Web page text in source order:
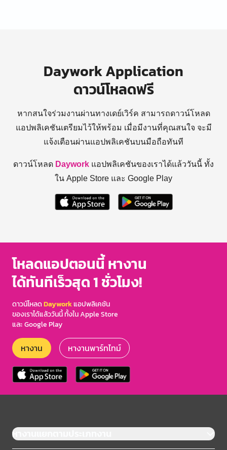
Daywork Application
ดาวน์โหลดฟรี
หากสนใจร่วมงานผ่านทางเดย์เวิร์ค สามารถดาวน์โหลด
แอปพลิเคชันเตรียมไว้ให้พร้อม เมื่อมีงานที่คุณสนใจ จะมี
แจ้งเตือนผ่านแอปพลิเคชันบนมือถือทันที
ดาวน์โหลด Daywork แอปพลิเคชันของเราได้แล้ววันนี้ ทั้ง
ใน Apple Store และ Google Play
โหลดแอปตอนนี้ หางาน
ได้ทันทีเร็วสุด 1 ชั่วโมง!
ดาวน์โหลดDayworkแอปพลิเคชัน
ของเราได้แล้ววันนี้ ทั้งใน Apple Store
และ Google Play
หางาน หางานพาร์ทไทม์
หางานแยกตามประเภทงาน